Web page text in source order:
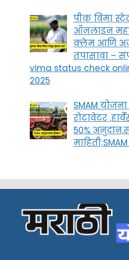
पीक विमा
ऑनलाइन
क्लेम आणि
तपासावा –
vima status check
2025
SMAM
रोटावेटर
50%